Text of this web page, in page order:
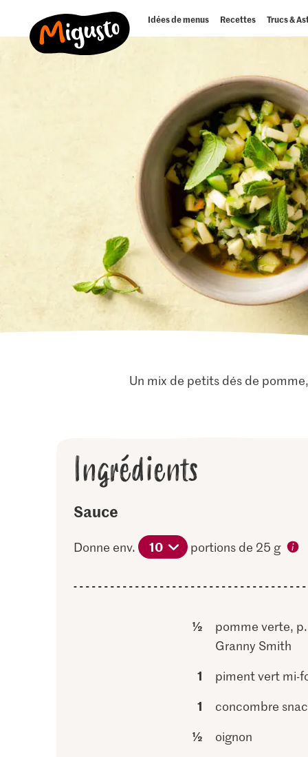
Idées de menus Recettes Trucs &
Un mix de petits dés de
Ingrédients
Sauce
Donne env. 10 portions de 25 g
½
pomme verte,
Granny Smith
1 piment vert mi-
1 concombre
½ oignon